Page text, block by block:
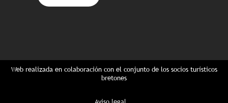
Web realizada en colaboración con el conjunto de los socios turísticos
bretones